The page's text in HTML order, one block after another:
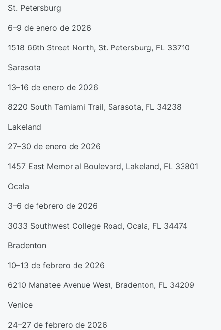
St. Petersburg
6–9 de enero de 2026
1518 66th Street North, St. Petersburg, FL 33710
Sarasota
13–16 de enero de 2026
8220 South Tamiami Trail, Sarasota, FL 34238
Lakeland
27–30 de enero de 2026
1457 East Memorial Boulevard, Lakeland, FL 33801
Ocala
3–6 de febrero de 2026
3033 Southwest College Road, Ocala, FL 34474
Bradenton
10–13 de febrero de 2026
6210 Manatee Avenue West, Bradenton, FL 34209
Venice
24–27 de febrero de 2026